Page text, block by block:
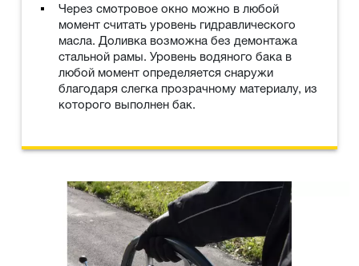
Через смотровое окно можно в любой
момент считать уровень гидравлического
масла. Доливка возможна без демонтажа
стальной рамы. Уровень водяного бака в
любой момент определяется снаружи
благодаря слегка прозрачному материалу, из
которого выполнен бак.